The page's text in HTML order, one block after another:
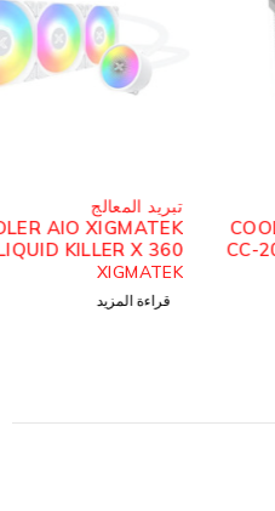
تبريد المعالج
COOLER AIO XIGMATEK
LIQUID KILLER X 360
ARCTIC ARGB
XIGMATEK